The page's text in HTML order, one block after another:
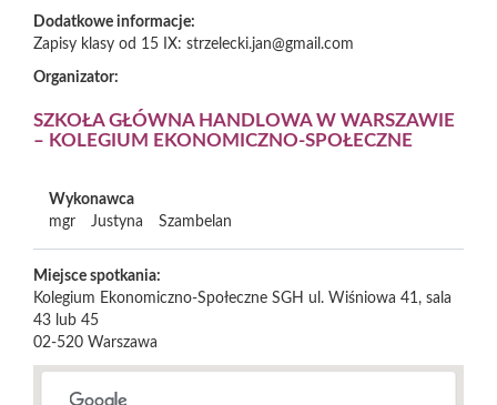
Dodatkowe informacje:
Zapisy klasy od 15 IX: strzelecki.jan@gmail.com
Organizator:
SZKOŁA GŁÓWNA HANDLOWA W WARSZAWIE
– KOLEGIUM EKONOMICZNO-SPOŁECZNE
Wykonawca
mgr
Justyna Szambelan
Miejsce spotkania:
Kolegium Ekonomiczno-Społeczne SGH ul. Wiśniowa 41, sala
43 lub 45
02-520 Warszawa